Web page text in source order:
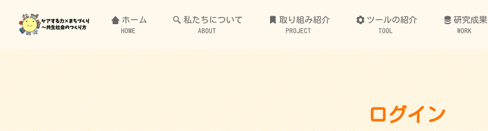
ホーム
HOME
私たちについて
ABOUT
取り組み紹介
PROJECT
ツールの紹介
TOOL
研究成果
WORK
ログイン